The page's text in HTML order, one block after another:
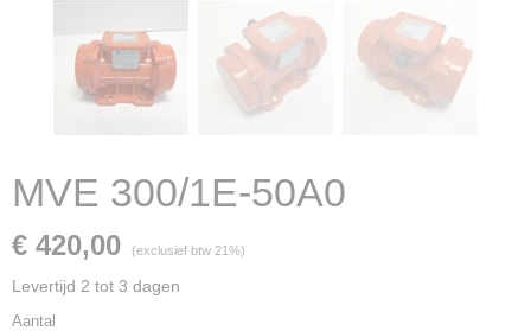
MVE 300/1E-50A0
€ 420,00 (exclusief btw 21%)
Levertijd 2 tot 3 dagen
Aantal